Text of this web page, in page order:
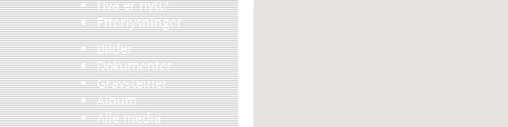
Hva er nytt?
Etterlysninger
Bilder
Dokumenter
Gravsteiner
Album
Alle media